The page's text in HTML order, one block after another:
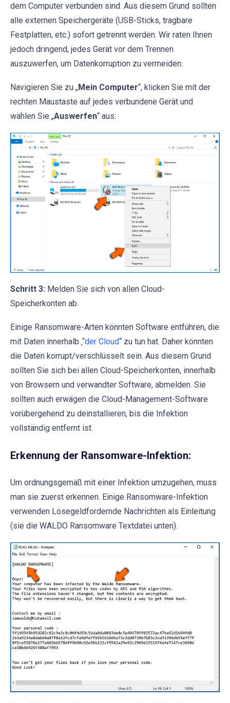
dem Computer verbunden sind. Aus diesem Grund sollten
alle externen Speichergeräte (USB-Sticks, tragbare
Festplatten, etc.) sofort getrennt werden. Wir raten Ihnen
jedoch dringend, jedes Gerät vor dem Trennen
auszuwerfen, um Datenkorruption zu vermeiden:
Navigieren Sie zu „Mein Computer“, klicken Sie mit der
rechten Maustaste auf jedes verbundene Gerät und
wählen Sie „Auswerfen“ aus:
Schritt 3: Melden Sie sich von allen Cloud-
Speicherkonten ab.
Einige Ransomware-Arten könnten Software entführen, die
mit Daten innerhalb ‚“der Cloud“ zu tun hat. Daher könnten
die Daten korrupt/verschlüsselt sein. Aus diesem Grund
sollten Sie sich bei allen Cloud-Speicherkonten, innerhalb
von Browsern und verwandter Software, abmelden. Sie
sollten auch erwägen die Cloud-Management-Software
vorübergehend zu deinstallieren, bis die Infektion
vollständig entfernt ist.
Erkennung der Ransomware-Infektion:
Um ordnungsgemäß mit einer Infektion umzugehen, muss
man sie zuerst erkennen. Einige Ransomware-Infektion
verwenden Lösegeldfordernde Nachrichten als Einleitung
(sie die WALDO Ransomware Textdatei unten).